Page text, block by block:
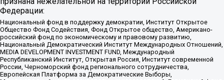
Федерации:
Национальный фонд в поддержку демократии, Институт Открытое
Общество Фонд Содействия, Фонд Открытое общество, Американо-
российский фонд по экономическому и правовому развитию,
Национальный Демократический Институт Международных Отношений,
MEDIA DEVELOPMENT INVESTMENT FUND, Международный
Республиканский Институт, Открытая Россия, Институт современной
России, Черноморский фонд регионального сотрудничества,
Европейская Платформа за Демократические Выборы,